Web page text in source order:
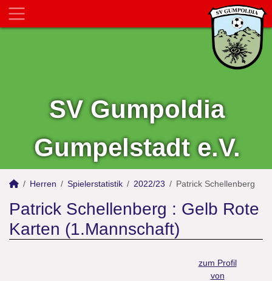
SV Gumpoldia
Gumpelstadt e.V.
Herren Spielerstatistik 2022/23 Patrick Schellenberg
Patrick Schellenberg : Gelb Rote
Karten (1.Mannschaft)
zum Profil
von